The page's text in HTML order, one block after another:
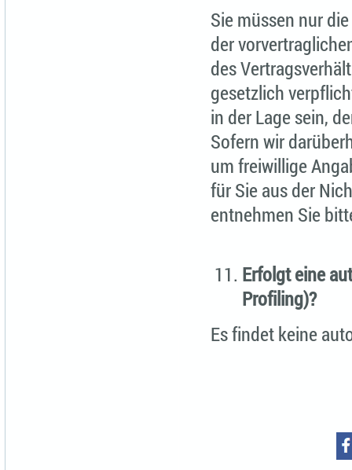
Sie müssen nur
der
des
gesetzlich
in der Lage sein,
Sofern wir
um freiwillige
für Sie aus der
entnehmen Sie
Erfolgt eine
Profiling)?
Es findet keine